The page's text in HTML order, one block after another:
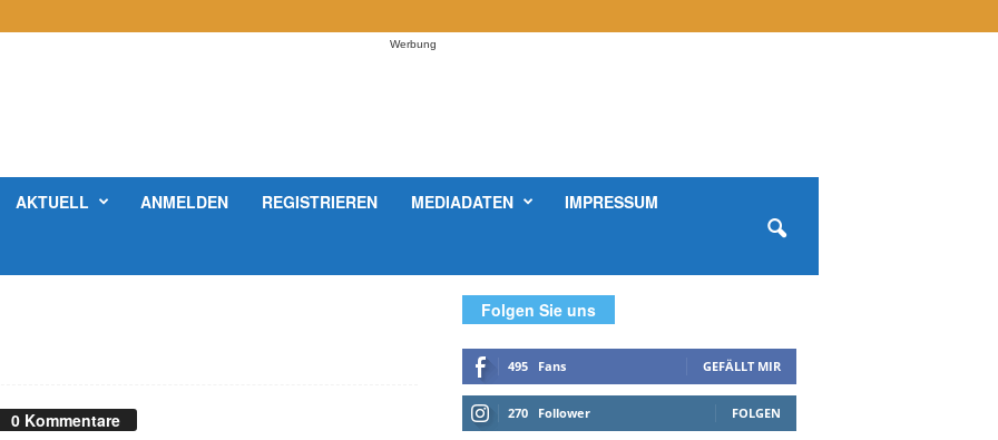
Werbung
AKTUELL ANMELDEN REGISTRIEREN MEDIADATEN IMPRESSUM
0 Kommentare
Folgen Sie uns
495 Fans GEFÄLLT MIR
270 Follower FOLGEN